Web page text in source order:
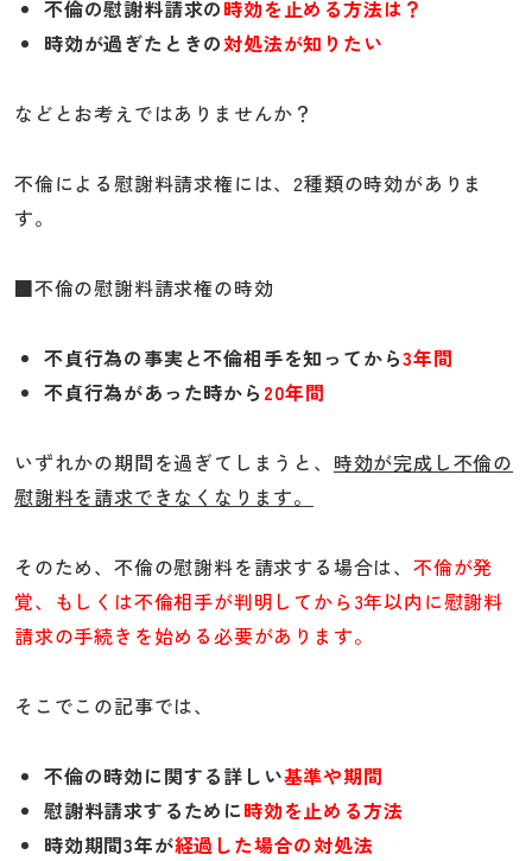
不倫の慰謝料請求の時効を止める方法は？
時効が過ぎたときの対処法が知りたい
などとお考えではありませんか？
不倫による慰謝料請求権には、2種類の時効がありま
す。
■不倫の慰謝料請求権の時効
不貞行為の事実と不倫相手を知ってから3年間
不貞行為があった時から 20年間
いずれかの期間を過ぎてしまうと、 時効が完成し不倫の
慰謝料を請求できなくなります。
そのため、不倫の慰謝料を請求する場合は、 不倫が発
覚、もしくは不倫相手が判明してから3年以内に慰謝料
請求の手続きを始める必要があります。
そこでこの記事では、
不倫の時効に関する詳しい基準や期間
慰謝料請求するために時効を止める方法
時効期間3年が経過した場合の対処法